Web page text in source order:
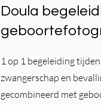
Doula
1 op 1 begeleiding
zwangerschap en
gecombineerd met